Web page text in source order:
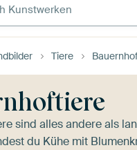
Tiere
sind alles andere als
du Kühe mit